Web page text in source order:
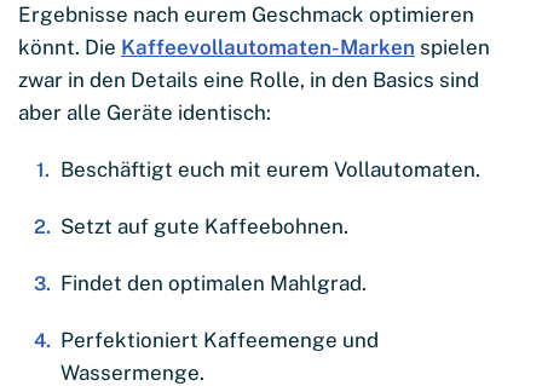
Ergebnisse nach eurem Geschmack optimieren
könnt. Die Kaffeevollautomaten-Marken spielen
zwar in den Details eine Rolle, in den Basics sind
aber alle Geräte identisch:
Beschäftigt euch mit eurem Vollautomaten.
Setzt auf gute Kaffeebohnen.
Findet den optimalen Mahlgrad.
Perfektioniert Kaffeemenge und
Wassermenge.